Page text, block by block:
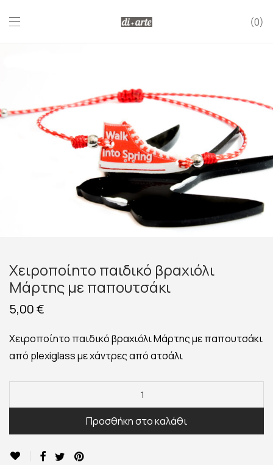
0
Χειροποίητο παιδικό βραχιόλι
Μάρτης με παπουτσάκι
5,00€
Χειροποίητο παιδικό βραχιόλι Μάρτης με παπουτσάκι
από plexiglass με χάντρες από ατσάλι
Προσθήκη στο καλάθι